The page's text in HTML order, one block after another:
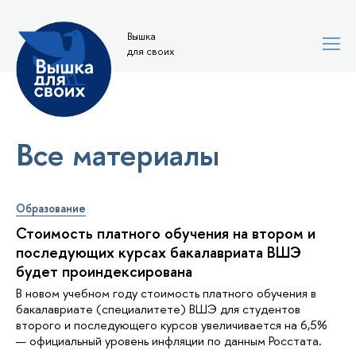
Вышка
для своих
Все материалы
Образование
Стоимость платного обучения на втором и
последующих курсах бакалавриата ВШЭ
будет проиндексирована
В новом учебном году стоимость платного обучения в
бакалавриате (специалитете) ВШЭ для студентов
второго и последующего курсов увеличивается на 6,5%
— официальный уровень инфляции по данным Росстата.